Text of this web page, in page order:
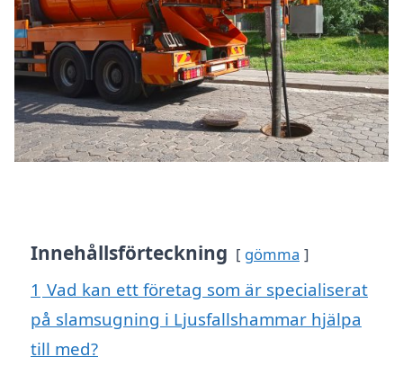
Innehållsförteckning gömma
1 Vad kan ett företag som är specialiserat
på slamsugning i Ljusfallshammar hjälpa
till med?